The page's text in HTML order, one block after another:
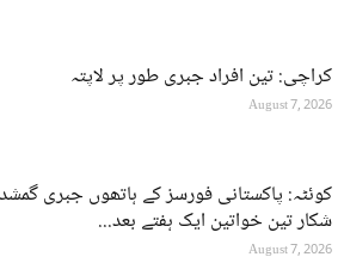
کراچی: تین افراد جبری طور پر لاپتہ
August 7, 2026
کوئٹہ: پاکستانی فورسز کے ہاتھوں جبری
شکار تین خواتین ایک ہفتے بعد...
August 7, 2026